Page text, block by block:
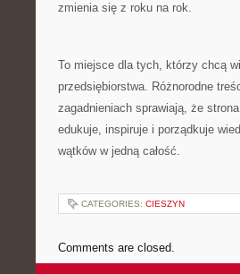
zmienia się z roku na rok.
To miejsce dla tych, którzy chcą
przedsiębiorstwa. Różnorodne
zagadnieniach sprawiają, że
edukuje, inspiruje i porządkuje
wątków w jedną całość.
CATEGORIES: CIESZYN
Comments are closed.